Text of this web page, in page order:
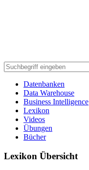
Datenbanken
Data Warehouse
Business Intelligence
Lexikon
Videos
Übungen
Bücher
Lexikon Übersicht